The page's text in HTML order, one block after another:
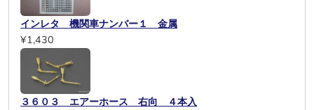
インレタ 機関車ナンバー１ 金属
¥1,430
３６０３ エアーホース 右向 ４本入